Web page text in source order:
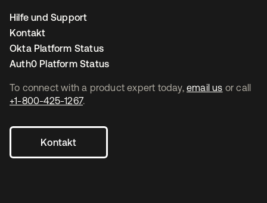
To connect with a product expert today, email us or call
+1-800-425-1267.
Kontakt
Hilfe und Support
Kontakt
Okta Platform Status
Auth0 Platform Status